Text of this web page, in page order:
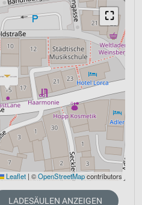
⛶
Leaflet | ©OpenStreetMapcontributors
LADESÄULEN ANZEIGEN